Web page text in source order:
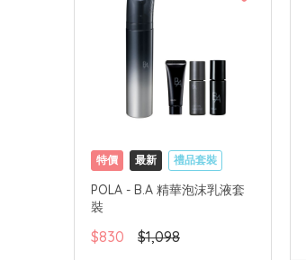
特價 最新
禮品套裝
網購店取
可中國內地配送
POLA - B.A 精華泡沫乳液套
裝
$830 $1,098